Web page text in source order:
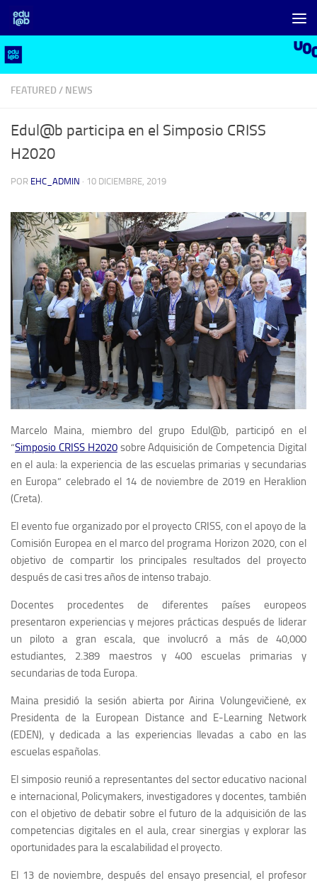
Saltar al contenido
FEATURED / NEWS
Edul@b participa en el Simposio CRISS
H2020
POR EHC_ADMIN · 10 DICIEMBRE, 2019
Marcelo Maina, miembro del grupo Edul@b, participó en el
“Simposio CRISS H2020sobre Adquisición de Competencia Digital
en el aula: la experiencia de las escuelas primarias y secundarias
en Europa” celebrado el 14 de noviembre de 2019 en Heraklion
(Creta).
El evento fue organizado por el proyecto CRISS, con el apoyo de la
Comisión Europea en el marco del programa Horizon 2020, con el
objetivo de compartir los principales resultados del proyecto
después de casi tres años de intenso trabajo.
Docentes procedentes de diferentes países europeos
presentaron experiencias y mejores prácticas después de liderar
un piloto a gran escala, que involucró a más de 40,000
estudiantes, 2.389 maestros y 400 escuelas primarias y
secundarias de toda Europa.
Maina presidió la sesión abierta por Airina Volungevičienė, ex
Presidenta de la European Distance and E-Learning Network
(EDEN), y dedicada a las experiencias llevadas a cabo en las
escuelas españolas.
El simposio reunió a representantes del sector educativo nacional
e internacional, Policymakers, investigadores y docentes, también
con el objetivo de debatir sobre el futuro de la adquisición de las
competencias digitales en el aula, crear sinergias y explorar las
oportunidades para la escalabilidad el proyecto.
El 13 de noviembre, después del ensayo presencial, el profesor